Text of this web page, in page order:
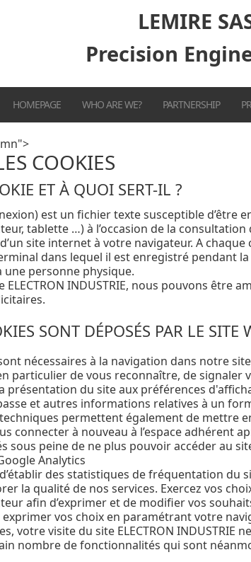
LEMIRE
Precision
HOMEPAGE WHO ARE WE? PARTNERSHIP
COOKIES
ET À QUOI SERT-IL ?
est un fichier texte susceptible d’être
tablette …) à l’occasion de la
site internet à votre navigateur. A
dans lequel il est enregistré pendant
personne physique.
INDUSTRIE, nous pouvons être
SONT DÉPOSÉS PAR LE SITE
nécessaires à la navigation dans notre
particulier de vous reconnaître, de signaler
présentation du site aux préférences
et autres informations relatives à un
permettent également de mettre
connecter à nouveau à l’espace adhérent
sous peine de ne plus pouvoir accéder au
Analytics
des statistiques de fréquentation du
la qualité de nos services. Exercez vos
afin d’exprimer et de modifier vos
vos choix en paramétrant votre
votre visite du site ELECTRON
nombre de fonctionnalités qui sont